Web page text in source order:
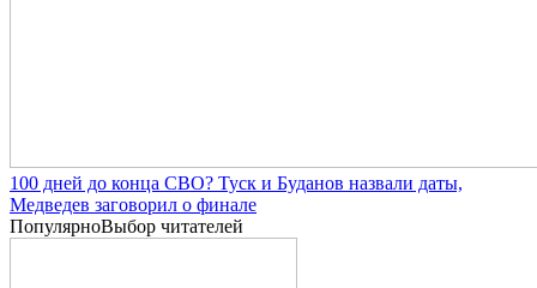
100 дней до конца СВО? Туск и Буданов назвали даты,
Медведев заговорил о финале
ПопулярноВыбор читателей